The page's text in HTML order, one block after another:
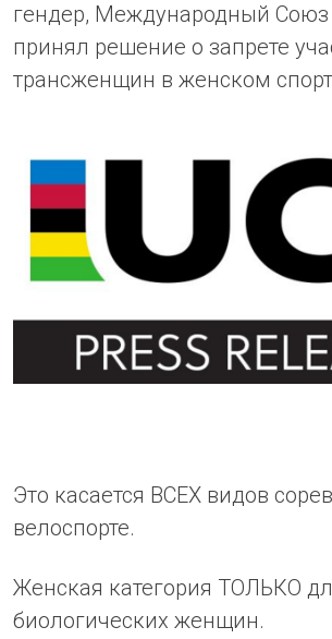
гендер, Международный Союз
принял решение о запрете
трансженщин в женском
Это касается ВСЕХ видов
велоспорте.
Женская категория ТОЛЬКО
биологических женщин.